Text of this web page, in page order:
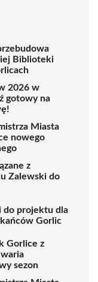
Biblioteki
2026 w
gotowy na
Miasta
nowego
z
Zalewski do
do projektu dla
Gorlic
Gorlice z
sezon